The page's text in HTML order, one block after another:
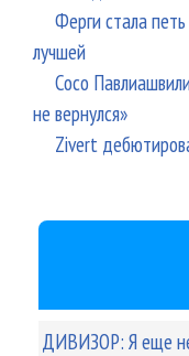
Ферги стала
лучшей
Сосо
не вернулся»
Zivert
ДИВИЗОР: Я еще не